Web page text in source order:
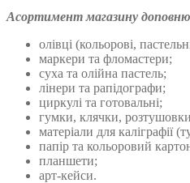
Асортимент магазину
олівці (кольорові,
маркери та фломастери;
суха та олійна пастель;
лінери та рапідографи;
циркулі та готовальні;
гумки, клячки,
матеріали для каліграфії
папір та кольоровий
планшети;
арт-кейси.